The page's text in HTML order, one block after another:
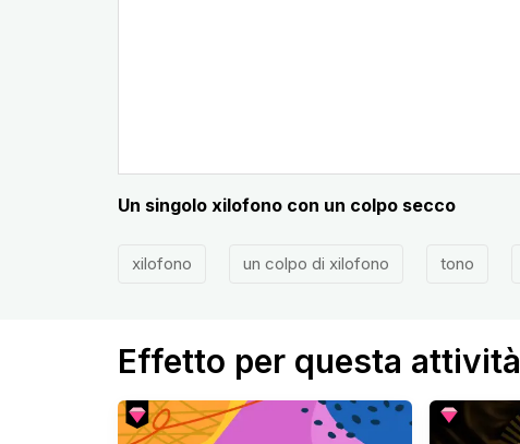
Un singolo xilofono con un colpo secco
xilofono un colpo di xilofono tono
Effetto per questa attività